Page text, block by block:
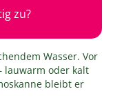
zu?
Wasser. Vor
lauwarm oder kalt
bleibt er